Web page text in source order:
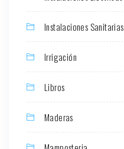
Instalaciones Sanitarias
Irrigación
Libros
Maderas